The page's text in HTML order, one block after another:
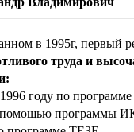
в 1995г, первый
труда и
1996 году по
помощью программы